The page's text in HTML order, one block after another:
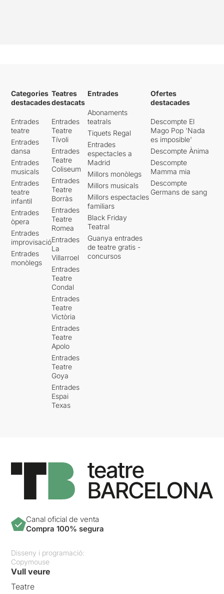
Categories
destacades
Entrades
teatre
Entrades
dansa
Entrades
musicals
Entrades
teatre
infantil
Entrades
òpera
Entrades
improvisació
Entrades
monòlegs
Teatres
destacats
Entrades
Teatre
Tívoli
Entrades
Teatre
Coliseum
Entrades
Teatre
Borràs
Entrades
Teatre
Romea
Entrades
La
Villarroel
Entrades
Teatre
Condal
Entrades
Teatre
Victòria
Entrades
Teatre
Apolo
Entrades
Teatre
Goya
Entrades
Espai
Texas
Entrades
Abonaments
teatrals
Tiquets Regal
Entrades
espectacles a
Madrid
Millors monòlegs
Millors musicals
Millors espectacles
familiars
Black Friday
Teatral
Guanya entrades
de teatre gratis -
concursos
Ofertes
destacades
Descompte El
Mago Pop 'Nada
es imposible'
Descompte Ànima
Descompte
Mamma mia
Descompte
Germans de sang
Canal oficial de venta
Compra 100% segura
Disseny i programació:
Copymouse
Vull veure
Teatre